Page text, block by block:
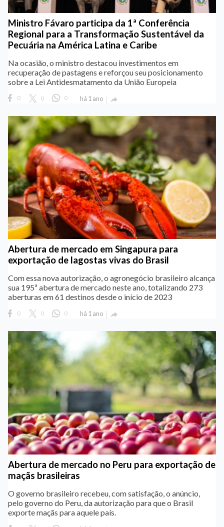
Ministro Fávaro participa da 1ª Conferência
Regional para a Transformação Sustentável da
Pecuária na América Latina e Caribe
Na ocasião, o ministro destacou investimentos em
recuperação de pastagens e reforçou seu posicionamento
sobre a Lei Antidesmatamento da União Europeia
0 0 0 há 1 ano 
Abertura de mercado em Singapura para
exportação de lagostas vivas do Brasil
Com essa nova autorização, o agronegócio brasileiro alcança
sua 195ª abertura de mercado neste ano, totalizando 273
aberturas em 61 destinos desde o início de 2023
0 0 0 há 1 ano 
Abertura de mercado no Peru para exportação de
maçãs brasileiras
O governo brasileiro recebeu, com satisfação, o anúncio,
pelo governo do Peru, da autorização para que o Brasil
exporte maçãs para aquele país.